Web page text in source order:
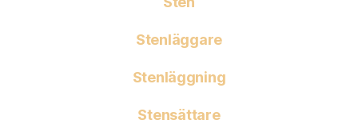
Stenläggare
Stenläggning
Stensättare